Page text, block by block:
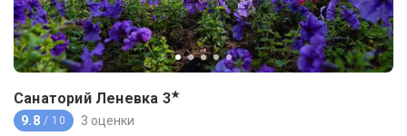
Санаторий Леневка 3★
9.8 / 10 3 оценки